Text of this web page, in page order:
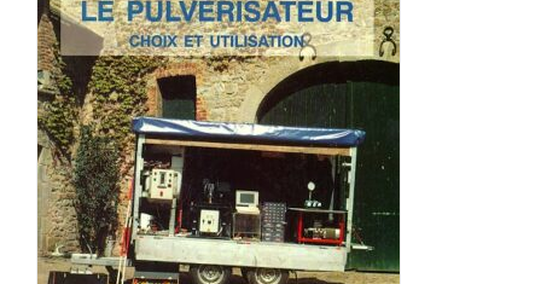
Achat en ligne
Panier WooCommerce